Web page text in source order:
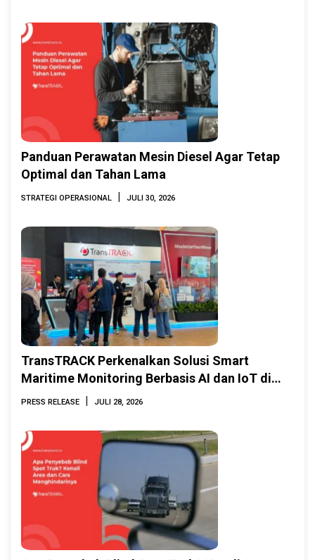
Panduan Perawatan Mesin Diesel Agar Tetap
Optimal dan Tahan Lama
STRATEGI OPERASIONAL | JULI 30, 2026
TransTRACK Perkenalkan Solusi Smart
Maritime Monitoring Berbasis AI dan IoT di
INAMARINE 2026
PRESS RELEASE | JULI 28, 2026